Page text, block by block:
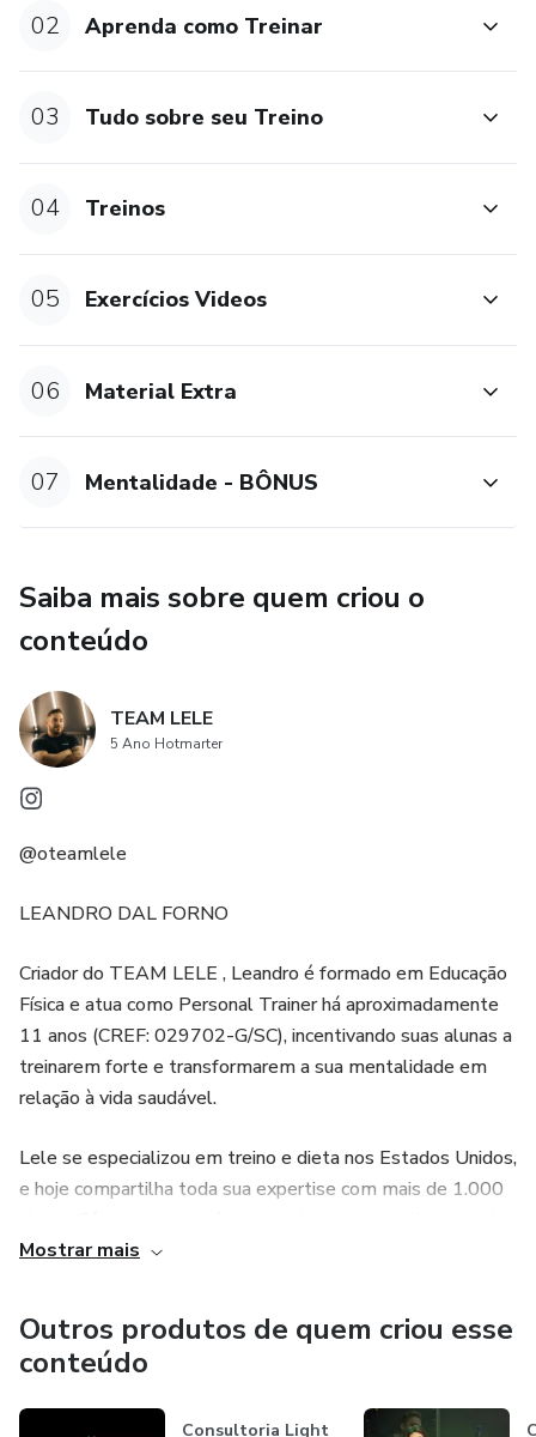
02 Aprenda como Treinar
03 Tudo sobre seu Treino
04 Treinos
05 Exercícios Videos
06 Material Extra
07 Mentalidade - BÔNUS
Saiba mais sobre quem criou o
conteúdo
TEAM LELE
5 Ano Hotmarter
@oteamlele
LEANDRO DAL FORNO
Criador do TEAM LELE , Leandro é formado em Educação
Física e atua como Personal Trainer há aproximadamente
11 anos (CREF: 029702-G/SC), incentivando suas alunas a
treinarem forte e transformarem a sua mentalidade em
relação à vida saudável.
Lele se especializou em treino e dieta nos Estados Unidos,
e hoje compartilha toda sua expertise com mais de 1.000
com a sua orientação.
BRUNA FONTANELLA
O coração do TEAM, Bruna é co-criadora do TEAM LELE e
Mostrar mais
Outros produtos de quem criou esse
conteúdo
Consultoria Light